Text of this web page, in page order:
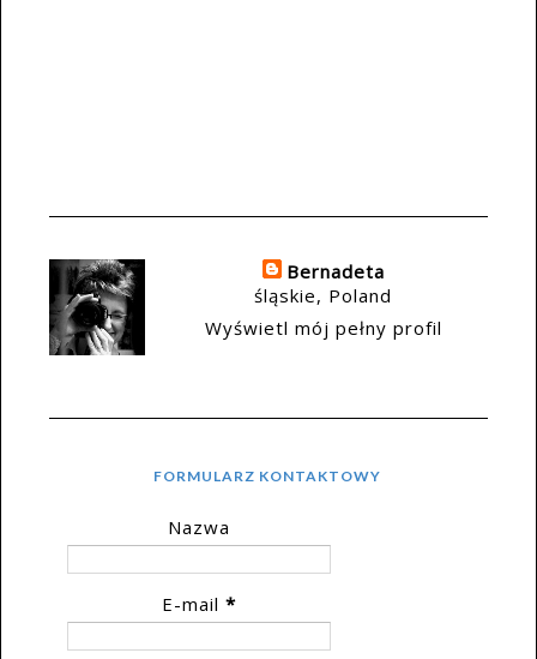
Bernadeta
śląskie, Poland
Wyświetl mój pełny profil
FORMULARZ KONTAKTOWY
Nazwa
E-mail *